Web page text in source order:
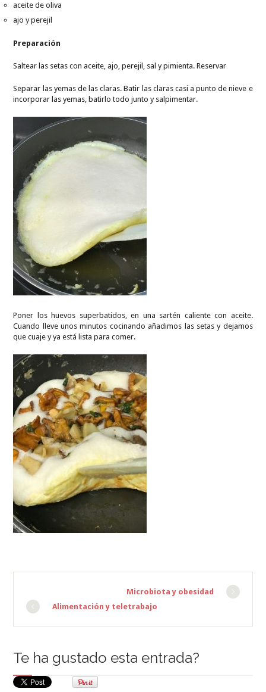
aceite de oliva
ajo y perejil
Preparación
Saltear las setas con aceite, ajo, perejil, sal y pimienta. Reservar
Separar las yemas de las claras. Batir las claras casi a punto de nieve e
incorporar las yemas, batirlo todo junto y salpimentar.
Poner los huevos superbatidos, en una sartén caliente con aceite.
Cuando lleve unos minutos cocinando añadimos las setas y dejamos
que cuaje y ya está lista para comer.
Microbiota y obesidad
Alimentación y teletrabajo
Te ha gustado esta entrada?